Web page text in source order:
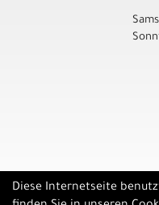
Diese Internetseite